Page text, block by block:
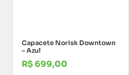
Capacete Norisk Downtown
– Azul
R$699,00